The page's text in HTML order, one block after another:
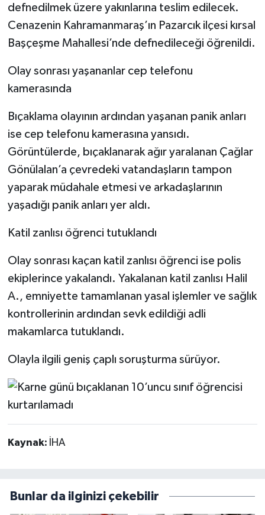
defnedilmek üzere yakınlarına teslim edilecek.
Cenazenin Kahramanmaraş’ın Pazarcık ilçesi kırsal
Başçeşme Mahallesi’nde defnedileceği öğrenildi.
Olay sonrası yaşananlar cep telefonu
kamerasında
Bıçaklama olayının ardından yaşanan panik anları
ise cep telefonu kamerasına yansıdı.
Görüntülerde, bıçaklanarak ağır yaralanan Çağlar
Gönülalan’a çevredeki vatandaşların tampon
yaparak müdahale etmesi ve arkadaşlarının
yaşadığı panik anları yer aldı.
Katil zanlısı öğrenci tutuklandı
Olay sonrası kaçan katil zanlısı öğrenci ise polis
ekiplerince yakalandı. Yakalanan katil zanlısı Halil
A., emniyette tamamlanan yasal işlemler ve sağlık
kontrollerinin ardından sevk edildiği adli
makamlarca tutuklandı.
Olayla ilgili geniş çaplı soruşturma sürüyor.
Kaynak: İHA
Bunlar da ilginizi çekebilir